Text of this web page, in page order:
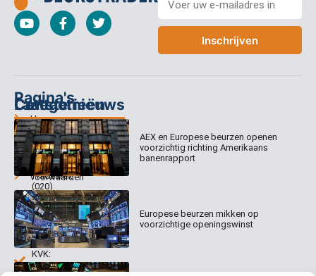
Inschrijven
Pagina's
Home
Abonnementen
Dagcommentaar
Tradealert
Organisatie
Contact
Categorieën
Columns
Dagcommentaar
Algemene
voorwaarden
Disclaimer
Welk
abonnement
kiezen
Contact
Keizersgracht
520
1017 EK
Amsterdam
(020)
231
0020
info@beurstrader.nl
KVK:
99197022
Laatste nieuws
AEX en Europese beurzen openen
voorzichtig richting Amerikaans
banenrapport
Europese beurzen mikken op
voorzichtige openingswinst